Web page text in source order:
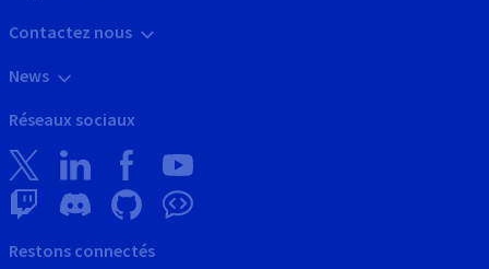
Contactez nous
News
Réseaux sociaux
Restons connectés